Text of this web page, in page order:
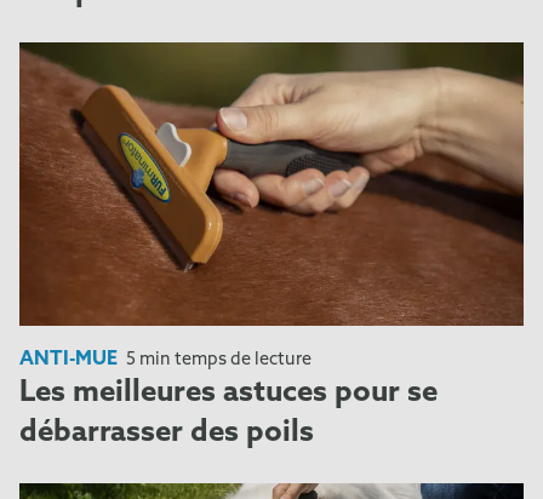
ANTI-MUE 5 min temps de lecture
Les meilleures astuces pour se
débarrasser des poils